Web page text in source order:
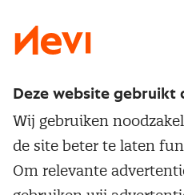
Deze website gebruikt
Wij gebruiken
de site beter te laten
Om relevante